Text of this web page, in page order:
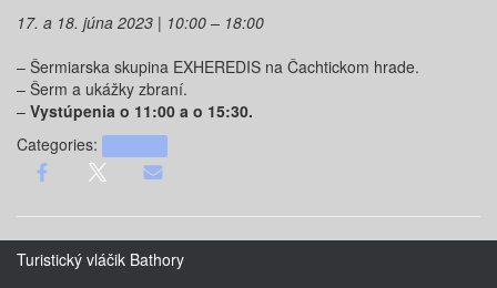
17. a 18. júna 2023 | 10:00 – 18:00
– Šermiarska skupina EXHEREDIS na Čachtickom hrade.
– Šerm a ukážky zbraní.
– Vystúpenia o 11:00 a o 15:30.
Categories:
Turistický vláčik Bathory